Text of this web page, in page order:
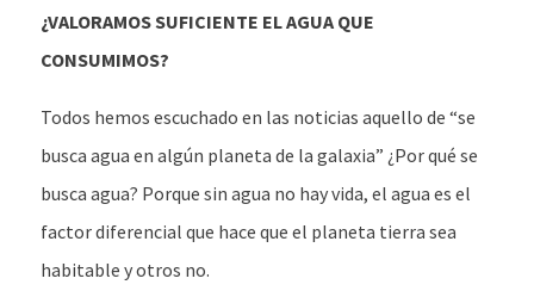
¿VALORAMOS SUFICIENTE EL AGUA QUE
CONSUMIMOS?
Todos hemos escuchado en las noticias aquello de “se
busca agua en algún planeta de la galaxia” ¿Por qué se
busca agua? Porque sin agua no hay vida, el agua es el
factor diferencial que hace que el planeta tierra sea
habitable y otros no.